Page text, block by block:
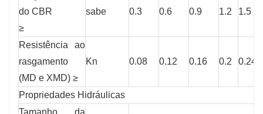
do CBR
≥
sabe 0.3 0.6 0.9 1.2 1.5
Resistência ao
rasgamento
(MD e XMD) ≥
Kn 0.08 0.12 0.16 0.2 0.24
Propriedades Hidráulicas
Tamanho da